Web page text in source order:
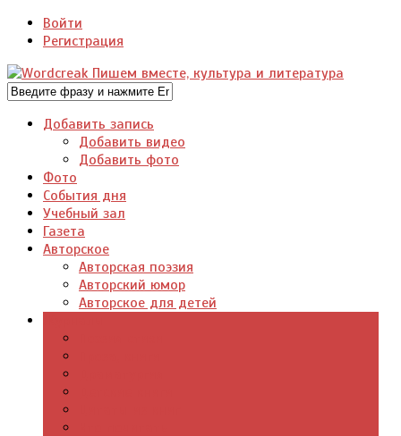
Войти
Регистрация
Добавить запись
Добавить видео
Добавить фото
Фото
События дня
Учебный зал
Газета
Авторское
Авторская поэзия
Авторский юмор
Авторское для детей